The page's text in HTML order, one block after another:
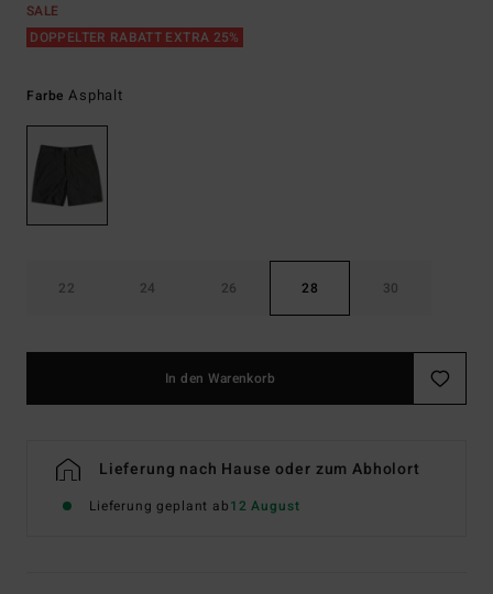
SALE
DOPPELTER RABATT EXTRA 25%
FarbeAsphalt
22 24 26 28 30
In den Warenkorb
Lieferung nach Hause oder zum Abholort
Lieferung geplant ab12 August